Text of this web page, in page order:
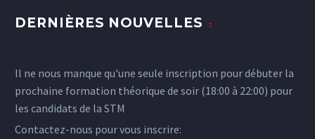
DERNIÈRES NOUVELLES
Il ne nous manque qu'une seule inscription pour débuter la
prochaine formation théorique de soir (18:00 à 22:00) pour
les candidats de la STM
Contactez-nous pour vous inscrire: